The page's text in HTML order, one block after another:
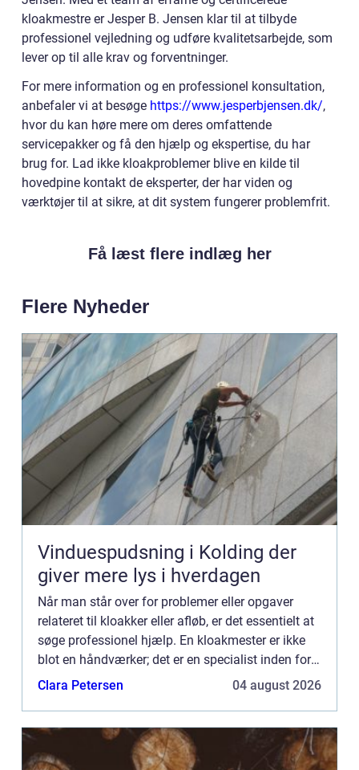
kloakmestre er Jesper B. Jensen klar til at tilbyde
professionel vejledning og udføre kvalitetsarbejde, som
lever op til alle krav og forventninger.
For mere information og en professionel konsultation,
anbefaler vi at besøge https://www.jesperbjensen.dk/,
hvor du kan høre mere om deres omfattende
servicepakker og få den hjælp og ekspertise, du har
brug for. Lad ikke kloakproblemer blive en kilde til
hovedpine kontakt de eksperter, der har viden og
værktøjer til at sikre, at dit system fungerer problemfrit.
Få læst flere indlæg her
Flere Nyheder
Vinduespudsning i Kolding der
giver mere lys i hverdagen
Når man står over for problemer eller opgaver
relateret til kloakker eller afløb, er det essentielt at
søge professionel hjælp. En kloakmester er ikke
blot en håndværker; det er en specialist inden for
installation, vedligeholdelse og reparation af k...
Clara Petersen 04 august 2026